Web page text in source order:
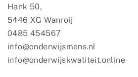
Hank 50,
5446 XG Wanroij
0485 454567
info@onderwijsmens.nl
info@onderwijskwaliteit.online